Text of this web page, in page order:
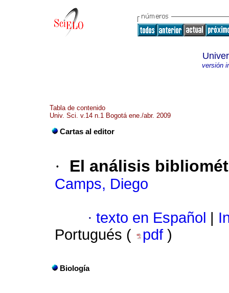
versión
Tabla de contenido
Univ. Sci. v.14 n.1 Bogotá ene./abr. 2009
Cartas al editor
· El análisis
Camps, Diego
· texto en Español
Portugués (
pdf )
Biología